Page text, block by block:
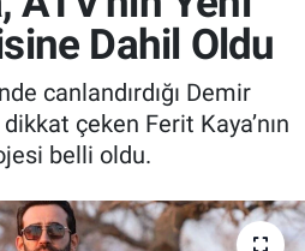
Dahil Oldu
canlandırdığı Demir
çeken Ferit Kaya’nın
belli oldu.